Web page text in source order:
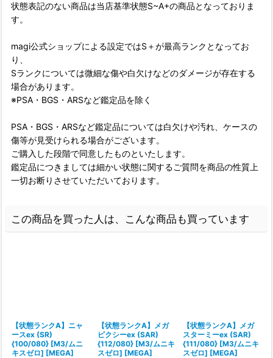
状態表記のない商品は当店基準状態S~A+の商品となっておりま
す。
magi公式ショップによる設定ではS＋が最高ランクとなってお
り、
Sランクについては微細な傷や白欠けなどのダメージが存在する
場合があります。
※PSA・BGS・ARSなど鑑定品を除く
PSA・BGS・ARSなど鑑定品については白欠けや汚れ、ケースの
傷等が見受けられる場合がございます。
ご購入した段階で同意したものといたします。
鑑定品につきましては細かい状態に関するご質問を商品の性質上
一切お断りさせていただいております。
この商品を買った人は、こんな商品も買っています
【状態ランクA】ニャ
ースex (SR)
{100/080} [M3/ムニ
キスゼロ] [MEGA]
【状態ランクA】メガ
ピクシーex (SAR)
{112/080} [M3/ムニキ
スゼロ] [MEGA]
【状態ランクA】メガ
スターミーex (SAR)
{111/080} [M3/ムニキ
スゼロ] [MEGA]